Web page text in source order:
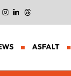
ASFALT